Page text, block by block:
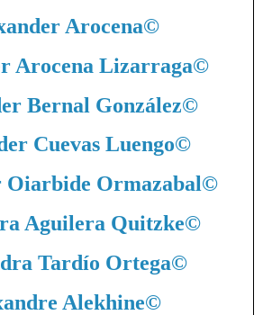
Arocena©
Arocena Lizarraga©
Bernal González©
Cuevas Luengo©
Oiarbide Ormazabal©
Aguilera Quitzke©
Tardío Ortega©
Alekhine©